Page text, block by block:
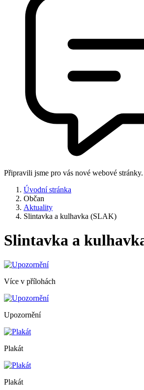
Připravili jsme pro vás nové webové stránky.
Úvodní stránka
Občan
Aktuality
Slintavka a kulhavka (SLAK)
Slintavka a
Více v přílohách
Upozornění
Plakát
Plakát